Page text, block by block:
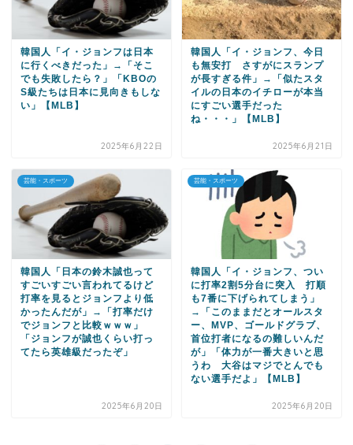
韓国人「イ・ジョンフは日本
に行くべきだった」→「そこ
でも失敗したら？」「KBOの
S級たちは日本に見向きもしな
い」【MLB】
2025年6月22日
韓国人「イ・ジョンフ、今日
も無安打 さすがにスランプ
が長すぎる件」→「似たスタ
イルの日本のイチローが本当
にすごい選手だった
ね・・・」【MLB】
2025年6月21日
芸能・スポーツ
韓国人「日本の鈴木誠也って
すごいすごい言われてるけど
打率を見るとジョンフより低
かったんだが」→「打率だけ
でジョンフと比較ｗｗｗ」
「ジョンフが誠也くらい打っ
てたら英雄級だったぞ」
2025年6月20日
芸能・スポーツ
韓国人「イ・ジョンフ、つい
に打率2割5分台に突入 打順
も7番に下げられてしまう」
→「このままだとオールスタ
ー、MVP、ゴールドグラブ、
首位打者になるの難しいんだ
が」「体力が一番大きいと思
うわ 大谷はマジでとんでも
ない選手だよ」【MLB】
2025年6月20日